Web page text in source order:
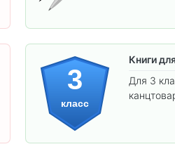
3
класс
Книги
Для 3